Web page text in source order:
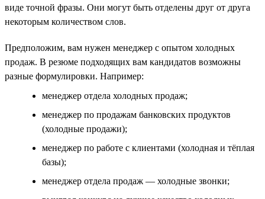
виде точной фразы. Они могут быть отделены друг от друга
некоторым количеством слов.
Предположим, вам нужен менеджер с опытом холодных
продаж. В резюме подходящих вам кандидатов возможны
разные формулировки. Например:
менеджер отдела холодных продаж;
менеджер по продажам банковских продуктов
(холодные продажи);
менеджер по работе с клиентами (холодная и тёплая
базы);
менеджер отдела продаж — холодные звонки;